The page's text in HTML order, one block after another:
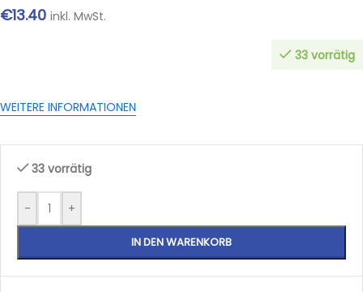
€13.40 inkl. MwSt.
33 vorrätig
WEITERE INFORMATIONEN
33 vorrätig
- +
IN DEN WARENKORB